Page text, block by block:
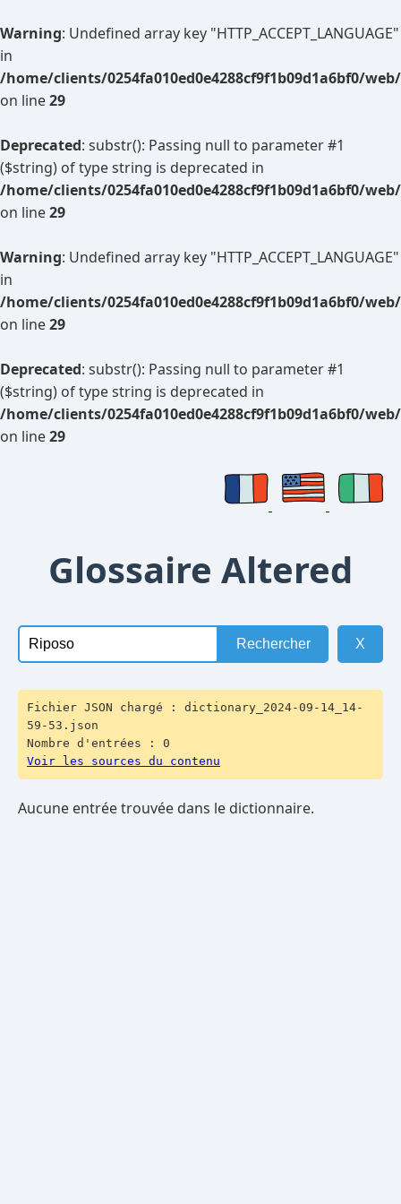
Warning: Undefined array key "HTTP_ACCEPT_LANGUAGE"
in
/home/clients/0254fa010ed0e4288cf9f1b09d1a6bf0/
on line29
Deprecated: substr(): Passing null to parameter #1
($string) of type string is deprecated in
/home/clients/0254fa010ed0e4288cf9f1b09d1a6bf0/
on line29
Warning: Undefined array key "HTTP_ACCEPT_LANGUAGE"
in
/home/clients/0254fa010ed0e4288cf9f1b09d1a6bf0/
on line29
Deprecated: substr(): Passing null to parameter #1
($string) of type string is deprecated in
/home/clients/0254fa010ed0e4288cf9f1b09d1a6bf0/
on line29
Glossaire Altered
Rechercher X
Fichier JSON chargé : dictionary_2024-09-14_14-
59-53.json
Nombre d'entrées : 0
Voir les sources du contenu
Aucune entrée trouvée dans le dictionnaire.